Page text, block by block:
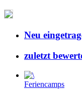
Neu
zuletzt
Feriencamps